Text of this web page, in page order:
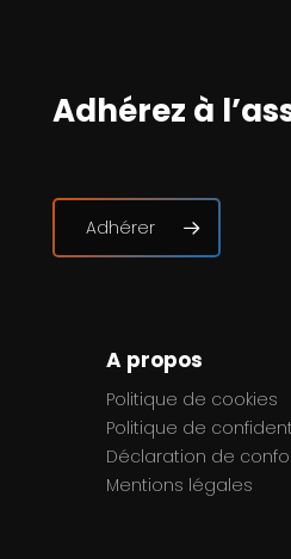
Adhérez à
Adhérer
A propos
Politique de cookies
Politique de
Déclaration de
Mentions légales